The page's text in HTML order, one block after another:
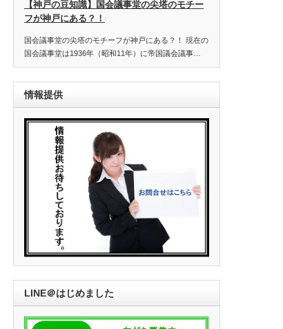
【神戸の豆知識】国会議事堂の尖塔のモチー
フが神戸にある？！
国会議事堂の尖塔のモチーフが神戸にある？！ 現在の
国会議事堂は1936年（昭和11年）に帝国議会議事…
情報提供
LINE＠はじめました